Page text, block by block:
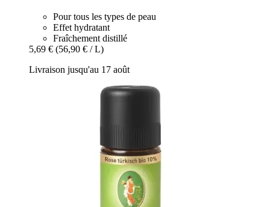
Pour tous les types de peau
Effet hydratant
Fraîchement distillé
5,69 € (56,90 € / L)
Livraison jusqu'au 17 août